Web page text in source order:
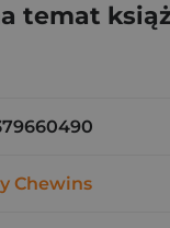
temat
Chewins